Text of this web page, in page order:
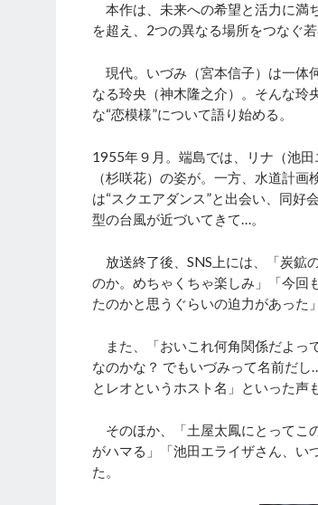
本作は、未来への希望と活力に満
を超え、2つの異なる場所をつなぐ
現代。いづみ（宮本信子）は一体
なる玲央（神木隆之介）。そんな玲
な“恋模様”について語り始める。
1955年９月。端島では、リナ（池
（杉咲花）の姿が。一方、水道計
は“スクエアダンス”と出会い、同好
型の台風が近づいてきて…。
放送終了後、SNS上には、「炭鉱
のか。めちゃくちゃ楽しみ」「今回
たのかと思うぐらいの迫力があった
また、「おいこれ何角関係だよっ
なのかな？ でもいづみって名前だ
とレオというホスト名」といった声も
そのほか、「土屋太鳳にとってこ
がハマる」「池田エライザさん、い
た。